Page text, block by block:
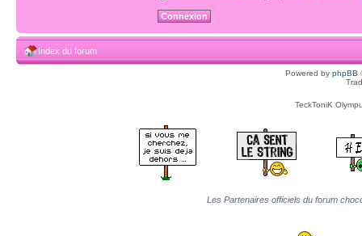
Index du forum
Powered by phpBB
TeckToniK
Les Partenaires officiels du forum